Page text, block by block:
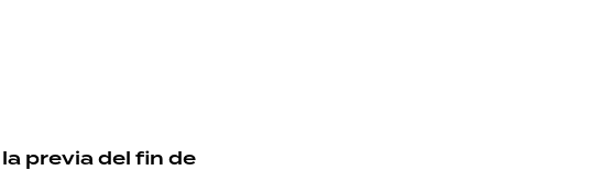
previa del fin de